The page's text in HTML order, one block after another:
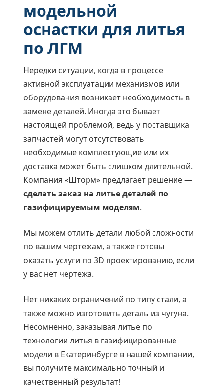
модельной
оснастки для литья
по ЛГМ
Нередки ситуации, когда в процессе
активной эксплуатации механизмов или
оборудования возникает необходимость в
замене деталей. Иногда это бывает
настоящей проблемой, ведь у поставщика
запчастей могут отсутствовать
необходимые комплектующие или их
доставка может быть слишком длительной.
Компания «Шторм» предлагает решение —
сделать заказ на литье деталей по
газифицируемым моделям.
Мы можем отлить детали любой сложности
по вашим чертежам, а также готовы
оказать услуги по 3D проектированию, если
у вас нет чертежа.
Нет никаких ограничений по типу стали, а
также можно изготовить деталь из чугуна.
Несомненно, заказывая литье по
технологии литья в газифицированные
модели в Екатеринбурге в нашей компании,
вы получите максимально точный и
качественный результат!